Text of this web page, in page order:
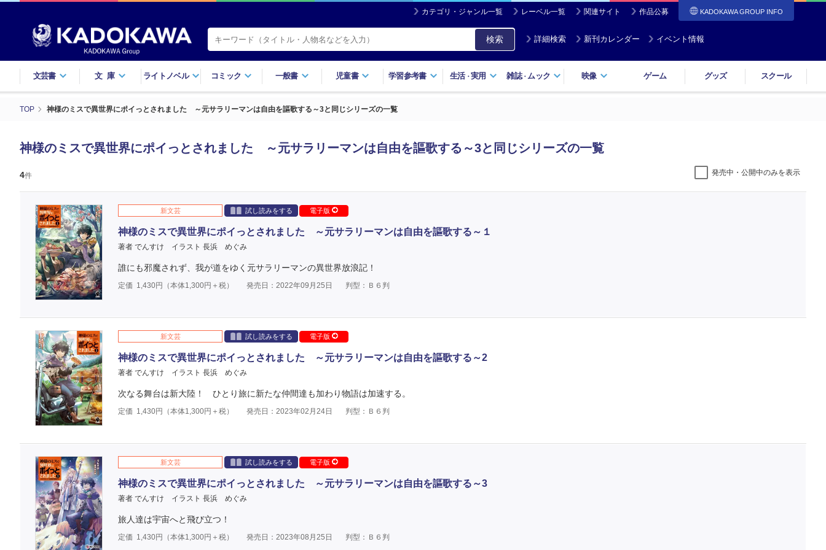
カテゴリ・ジャンル一覧 レーベル一覧 関連サイト 作品公募 KADOKAWA GROUP INFO
検索 詳細検索 新刊カレンダー イベント情報
文芸書 文庫 ライトノベル コミック 一般書 児童書 学習参考書 生活・実用 雑誌・ ムック 映像 ゲーム グッズ スクール
TOP 神様のミスで異世界にポイっとされました ～元サラリーマンは自由を謳歌する～3と同じシリーズの一覧
神様のミスで異世界にポイっとされました ～元サラリーマンは自由を謳歌する～3と同じシリーズの一覧
4件 発売中・公開中のみを表示
新文芸 試し読みをする 電子版
神様のミスで異世界にポイっとされました ～元サラリーマンは自由を謳歌する～１
著者 でんすけ イラスト 長浜 めぐみ
誰にも邪魔されず、我が道をゆく元サラリーマンの異世界放浪記！
定価 1,430円（本体1,300円＋税） 発売日：2022年09月25日 判型：Ｂ６判
新文芸 試し読みをする 電子版
神様のミスで異世界にポイっとされました ～元サラリーマンは自由を謳歌する～2
著者 でんすけ イラスト 長浜 めぐみ
次なる舞台は新大陸！ ひとり旅に新たな仲間達も加わり物語は加速する。
定価 1,430円（本体1,300円＋税） 発売日：2023年02月24日 判型：Ｂ６判
新文芸 試し読みをする 電子版
神様のミスで異世界にポイっとされました ～元サラリーマンは自由を謳歌する～3
著者 でんすけ イラスト 長浜 めぐみ
旅人達は宇宙へと飛び立つ！
定価 1,430円（本体1,300円＋税） 発売日：2023年08月25日 判型：Ｂ６判